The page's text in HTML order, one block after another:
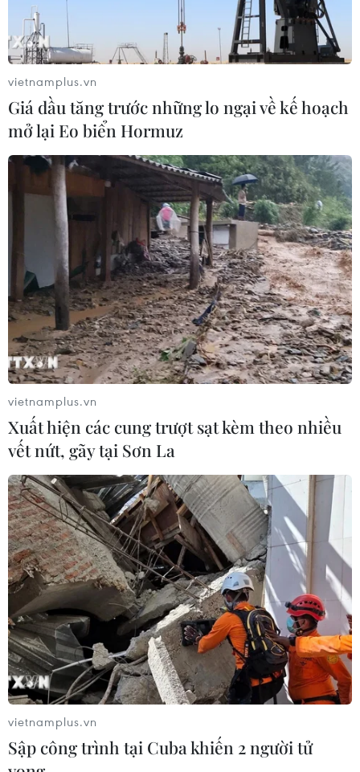
Bảo tồn và phát huy giá trị nghề dệt
truyền thống của dân tộc Giẻ Triêng
09/05/2026 06:00
Dưới bàn tay khéo léo, phụ nữ người dân tộc thiểu số
Giẻ Triêng đã tạo nên những tấm vải thổ cẩm, trang
phục truyền thống với hoa văn, màu sắc đặc trưng và
kiểu dáng độc đáo.
Làng dệt thổ cẩm ở Pù Luông và
câu chuyện giữ nghề người Thái
21/02/2026 02:11
Nằm sâu trong vùng lõi Khu bảo tồn thiên nhiên Pù
Luông (Thanh Hóa), làng dệt thổ cẩm bản Lặn từ lâu
được xem là cái nôi của nghề dệt truyền thống của
người Thái.
vietnamplus.vn
Giá dầu tăng trước những lo ngại về kế hoạch
mở lại Eo biển Hormuz
vietnamplus.vn
Xuất hiện các cung trượt sạt kèm theo nhiều
vết nứt, gãy tại Sơn La
vietnamplus.vn
Sập công trình tại Cuba khiến 2 người tử